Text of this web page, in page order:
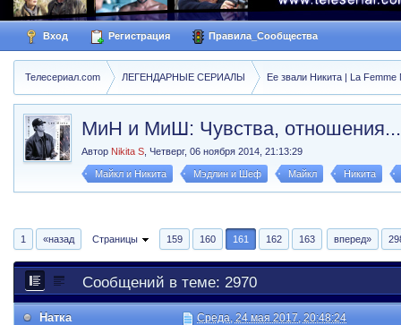
Вход Регистрация Правила_Сообщества
Телесериал.com ЛЕГЕНДАРНЫЕ СЕРИАЛЫ Ее звали Никита | La Femme
МиН и МиШ: Чувства,
Автор Nikita S ,Четверг, 06 ноября 2014, 21:13:29
Майкл и Никита Мэдлин и Шеф Майкл Никита
1 «назад Страницы 159 160 161 162 163 вперед»
Сообщений в теме: 2970
Натка Среда, 24 мая 2017, 20:48:24